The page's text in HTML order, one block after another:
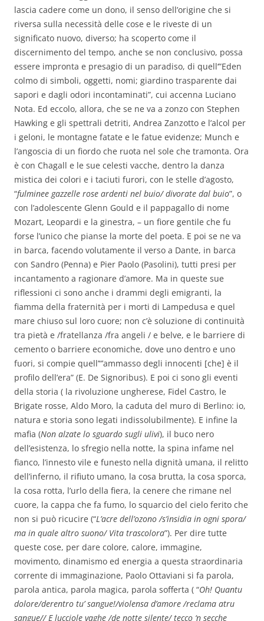
lascia cadere come un dono, il senso dell’origine che si
riversa sulla necessità delle cose e le riveste di un
significato nuovo, diverso; ha scoperto come il
discernimento del tempo, anche se non conclusivo, possa
essere impronta e presagio di un paradiso, di quell‘”Eden
colmo di simboli, oggetti, nomi; giardino trasparente dai
sapori e dagli odori incontaminati”, cui accenna Luciano
Nota. Ed eccolo, allora, che se ne va a zonzo con Stephen
Hawking e gli spettrali detriti, Andrea Zanzotto e l’alcol per
i geloni, le montagne fatate e le fatue evidenze; Munch e
l’angoscia di un fiordo che ruota nel sole che tramonta. Ora
è con Chagall e le sue celesti vacche, dentro la danza
mistica dei colori e i taciuti furori, con le stelle d’agosto,
“fulminee gazzelle rose ardenti nel buio/ divorate dal buio”, o
con l’adolescente Glenn Gould e il pappagallo di nome
Mozart, Leopardi e la ginestra, – un fiore gentile che fu
forse l’unico che pianse la morte del poeta. E poi se ne va
in barca, facendo volutamente il verso a Dante, in barca
con Sandro (Penna) e Pier Paolo (Pasolini), tutti presi per
incantamento a ragionare d’amore. Ma in queste sue
riflessioni ci sono anche i drammi degli emigranti, la
fiamma della fraternità per i morti di Lampedusa e quel
mare chiuso sul loro cuore; non c’è soluzione di continuità
tra pietà e /fratellanza /fra angeli / e belve, e le barriere di
cemento o barriere economiche, dove uno dentro e uno
fuori, si compie quell’“’ammasso degli innocenti [che] è il
profilo dell’era” (E. De Signoribus). E poi ci sono gli eventi
della storia ( la rivoluzione ungherese, Fidel Castro, le
Brigate rosse, Aldo Moro, la caduta del muro di Berlino: io,
natura e storia sono legati indissolubilmente). E infine la
mafia (Non alzate lo sguardo sugli ulivi), il buco nero
dell’esistenza, lo sfregio nella notte, la spina infame nel
fianco, l’innesto vile e funesto nella dignità umana, il relitto
dell’inferno, il rifiuto umano, la cosa brutta, la cosa sporca,
la cosa rotta, l’urlo della fiera, la cenere che rimane nel
cuore, la cappa che fa fumo, lo squarcio del cielo ferito che
non si può ricucire (“L’acre dell’ozono /s’insidia in ogni spora/
ma in quale altro suono/ Vita trascolora”). Per dire tutte
queste cose, per dare colore, calore, immagine,
movimento, dinamismo ed energia a questa straordinaria
corrente di immaginazione, Paolo Ottaviani si fa parola,
parola antica, parola magica, parola sofferta ( “Oh! Quantu
dolore/derentro tu’ sangue!/violensa d’amore /reclama atru
sangue// E lucciole vaghe /de notte silente/ tecco ‘n secche